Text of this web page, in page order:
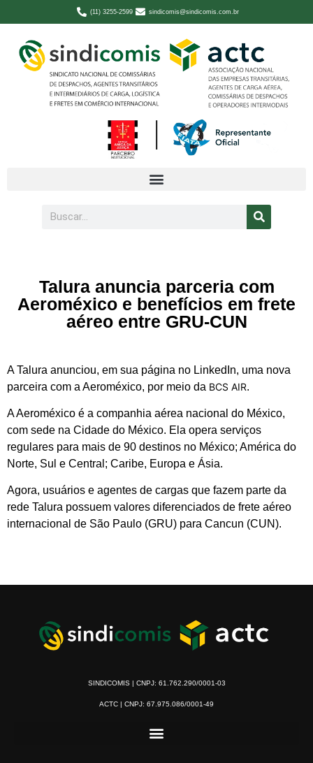
(11) 3255-2599 sindicomis@sindicomis.com.br
Talura anuncia parceria com
Aeroméxico e benefícios em frete
aéreo entre GRU-CUN
A Talura anunciou, em sua página no LinkedIn, uma nova
parceira com a Aeroméxico, por meio da BCS AIR.
A Aeroméxico é a companhia aérea nacional do México,
com sede na Cidade do México. Ela opera serviços
regulares para mais de 90 destinos no México; América do
Norte, Sul e Central; Caribe, Europa e Ásia.
Agora, usuários e agentes de cargas que fazem parte da
rede Talura possuem valores diferenciados de frete aéreo
internacional de São Paulo (GRU) para Cancun (CUN).
SINDICOMIS | CNPJ: 61.762.290/0001-03
ACTC | CNPJ: 67.975.086/0001-49